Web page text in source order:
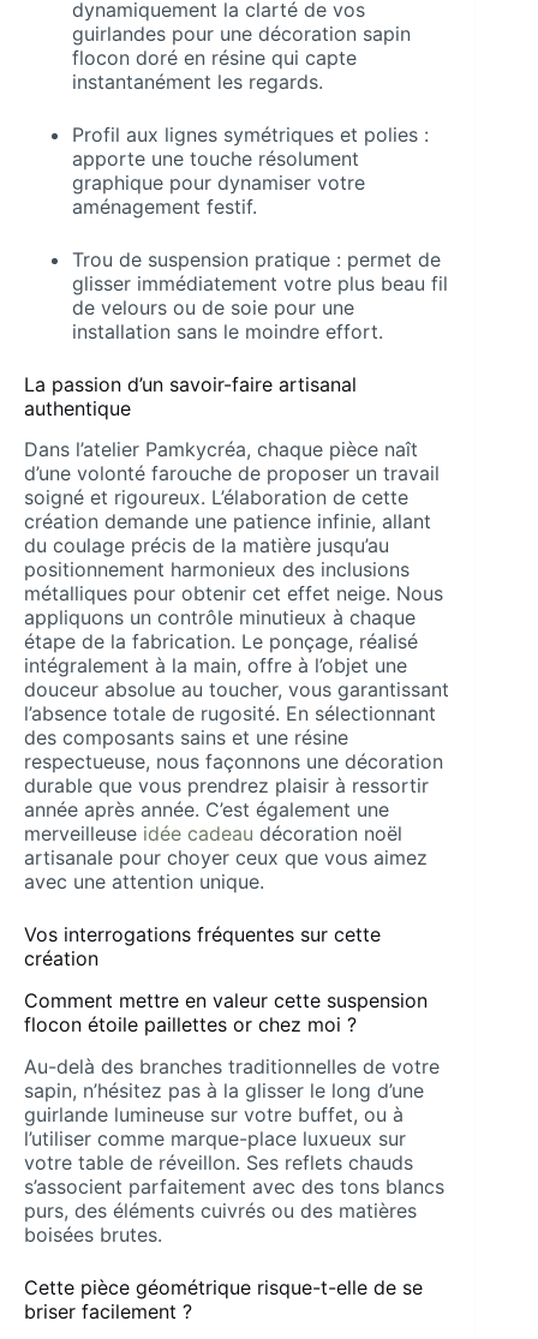
dynamiquement la clarté de vos
guirlandes pour une décoration sapin
flocon doré en résine qui capte
instantanément les regards.
Profil aux lignes symétriques et polies :
apporte une touche résolument
graphique pour dynamiser votre
aménagement festif.
Trou de suspension pratique : permet de
glisser immédiatement votre plus beau fil
de velours ou de soie pour une
installation sans le moindre effort.
La passion d’un savoir-faire artisanal
authentique
Dans l’atelier Pamkycréa, chaque pièce naît
d’une volonté farouche de proposer un travail
soigné et rigoureux. L’élaboration de cette
création demande une patience infinie, allant
du coulage précis de la matière jusqu’au
positionnement harmonieux des inclusions
métalliques pour obtenir cet effet neige. Nous
appliquons un contrôle minutieux à chaque
étape de la fabrication. Le ponçage, réalisé
intégralement à la main, offre à l’objet une
douceur absolue au toucher, vous garantissant
l’absence totale de rugosité. En sélectionnant
des composants sains et une résine
respectueuse, nous façonnons une décoration
durable que vous prendrez plaisir à ressortir
année après année. C’est également une
merveilleuse idée cadeau décoration noël
artisanale pour choyer ceux que vous aimez
avec une attention unique.
Vos interrogations fréquentes sur cette
création
Comment mettre en valeur cette suspension
flocon étoile paillettes or chez moi ?
Au-delà des branches traditionnelles de votre
sapin, n’hésitez pas à la glisser le long d’une
guirlande lumineuse sur votre buffet, ou à
l’utiliser comme marque-place luxueux sur
votre table de réveillon. Ses reflets chauds
s’associent parfaitement avec des tons blancs
purs, des éléments cuivrés ou des matières
boisées brutes.
Cette pièce géométrique risque-t-elle de se
briser facilement ?